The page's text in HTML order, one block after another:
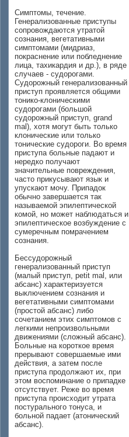
Симптомы, течение.
Генерализованные приступы
сопровождаются утратой
сознания, вегетативными
симптомами (мидриаз,
покраснение или побледнение
лица, тахикардия и др.), в ряде
случаев - судорогами.
Судорожный генерализованный
приступ проявляется общими
тонико-клоническими
судорогами (большой
судорожный приступ, grand
mal), хотя могут быть только
клонические или только
тонические судороги. Во время
приступа больные падают и
нередко получают
значительные повреждения,
часто прикусывают язык и
упускают мочу. Припадок
обычно завершается так
называемой эпилептической
комой, но может наблюдаться и
эпилептическое возбуждение с
сумеречным помрачением
сознания.
Бессудорожный
генерализованный приступ
(малый приступ, petit mal, или
абсанс) характеризуется
выключением сознания и
вегетативными симптомами
(простой абсанс) либо
сочетанием этих симптомов с
легкими непроизвольными
движениями (сложный абсанс).
Больные на короткое время
прерывают совершаемые ими
действия, а затем после
приступа продолжают их, при
этом воспоминание о припадке
отсутствует. Реже во время
приступа происходит утрата
постурального тонуса, и
больной падает (атонический
абсанс).